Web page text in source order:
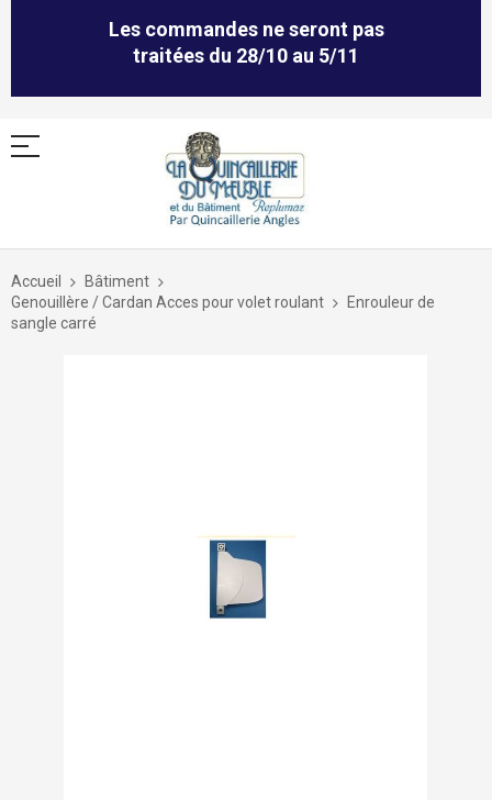
Les commandes ne seront pas
traitées du 28/10 au 5/11
Allez
contenu
Accueil
Bâtiment
Genouillère / Cardan Acces pour volet roulant
Enrouleur de
sangle carré